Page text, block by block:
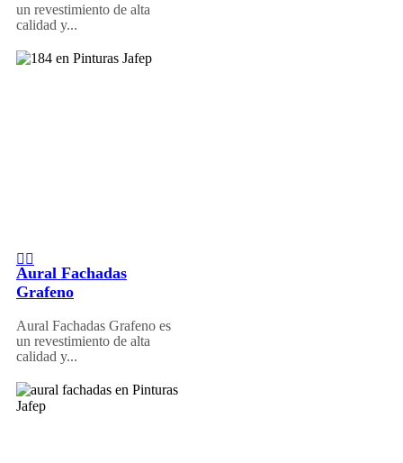
un revestimiento de alta
calidad y...
Aural Fachadas
Grafeno
Aural Fachadas Grafeno es
un revestimiento de alta
calidad y...